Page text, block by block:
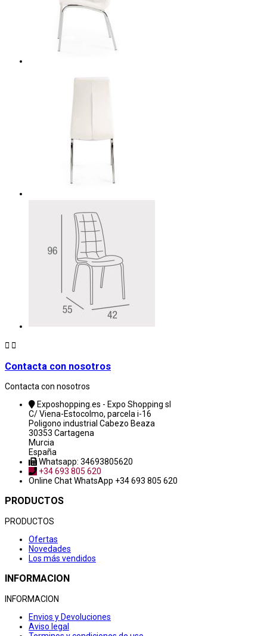
 
Contacta con nosotros
Contacta con nosotros
Exposhopping.es - Expo Shopping sl
C/ Viena-Estocolmo, parcela i-16
Poligono industrial Cabezo Beaza
30353 Cartagena
Murcia
España
Whatsapp: 34693805620
+34 693 805 620
Online ChatWhatsApp +34 693 805 620
PRODUCTOS
PRODUCTOS
Ofertas
Novedades
Los más vendidos
INFORMACION
INFORMACION
Envios y Devoluciones
Aviso legal